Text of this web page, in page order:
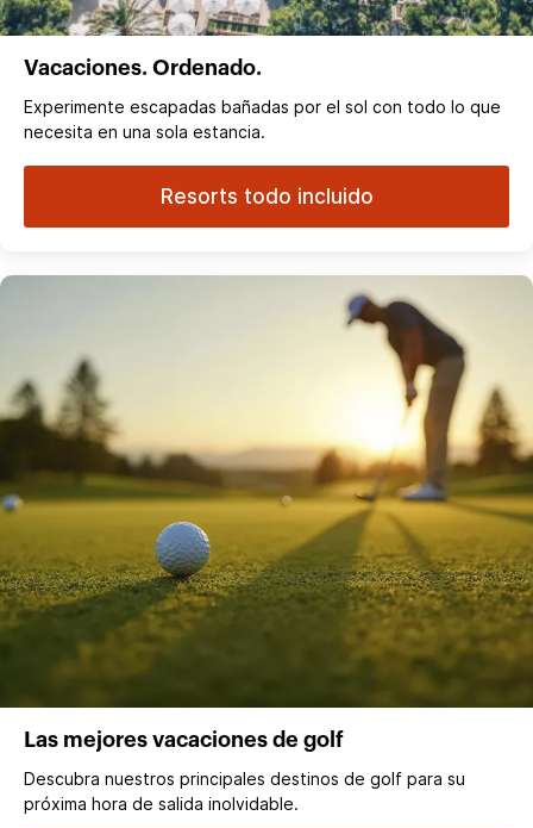
Vacaciones. Ordenado.
Experimente escapadas bañadas por el sol con todo lo que
necesita en una sola estancia.
Resorts todo incluido
Las mejores vacaciones de golf
Descubra nuestros principales destinos de golf para su
próxima hora de salida inolvidable.